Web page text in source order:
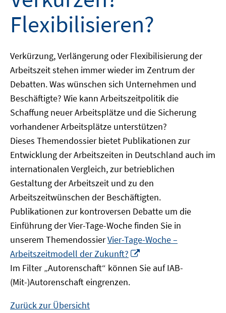
Flexibilisieren?
Verkürzung, Verlängerung oder Flexibilisierung der
Arbeitszeit stehen immer wieder im Zentrum der
Debatten. Was wünschen sich Unternehmen und
Beschäftigte? Wie kann Arbeitszeitpolitik die
Schaffung neuer Arbeitsplätze und die Sicherung
vorhandener Arbeitsplätze unterstützen?
Dieses Themendossier bietet Publikationen zur
Entwicklung der Arbeitszeiten in Deutschland auch im
internationalen Vergleich, zur betrieblichen
Gestaltung der Arbeitszeit und zu den
Arbeitszeitwünschen der Beschäftigten.
Publikationen zur kontroversen Debatte um die
Einführung der Vier-Tage-Woche finden Sie in
unserem ThemendossierVier-Tage-Woche –
Arbeitszeitmodell der Zukunft?
neuem
Im Filter „Autorenschaft“ können Sie auf IAB-
(Mit-)Autorenschaft eingrenzen.
Zurück zur Übersicht